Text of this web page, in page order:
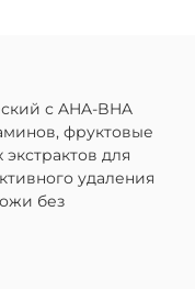
с AHA-BHA
фруктовые
для
удаления
без